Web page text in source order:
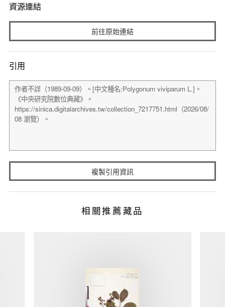
資源連結
前往原始連結
引用
複製引用資訊
相關推薦藏品